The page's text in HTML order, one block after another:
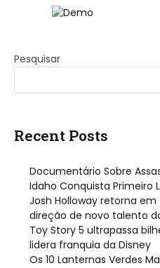
Pesquisar
Recent Posts
Documentário Sobre
Idaho Conquista Primeiro
Josh Holloway retorna
direção de novo talento
Toy Story 5 ultrapassa
lidera franquia da Disney
Os 10 Lanternas Verdes